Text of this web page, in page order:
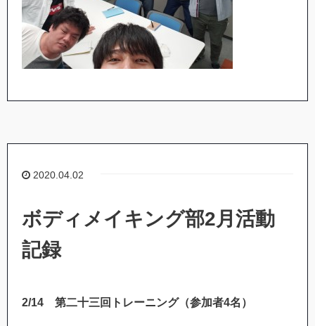
2020.04.02
ボディメイキング部2月活動
記録
2/14 第二十三回トレーニング（参加者4名）